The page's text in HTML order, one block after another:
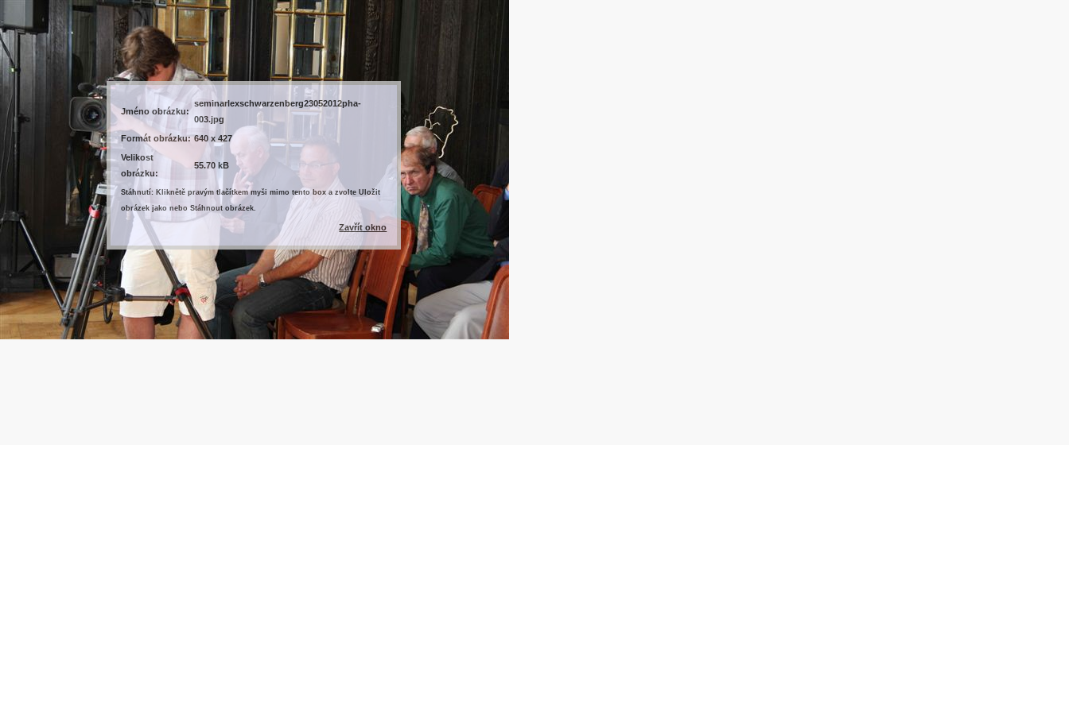
Jméno obrázku:
seminarlexschwarzenberg23052012pha-
003.jpg
Formát obrázku: 640 x 427
Velikost
obrázku:
55.70 kB
Stáhnutí: Kliknětě pravým tlačítkem myši mimo tento box a zvolte Uložit
obrázek jako nebo Stáhnout obrázek.
Zavřít okno